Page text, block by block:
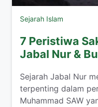
Sejarah Islam
7 Peristiwa
Jabal Nur &
Sejarah Jabal Nur
terpenting dalam
Muhammad SAW